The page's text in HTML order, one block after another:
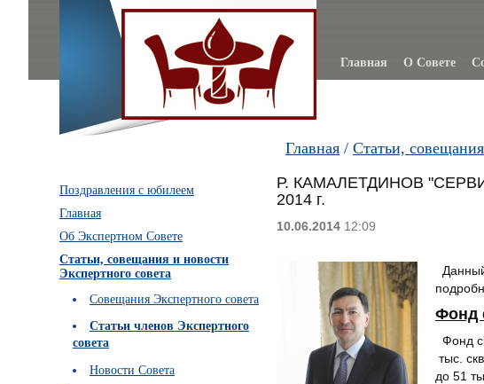
Главная О Совете
Главная / Статьи,
Поздравления с юбилеем
Главная
Об Экспертном Совете
Статьи, совещания и новости
Экспертного совета
Совещания Экспертного совета
Статьи членов Экспертного
совета
Новости Совета
Р. КАМАЛЕТДИНОВ
2014 г.
10.06.2014 12:09
Фонд
Фонд
тыс.
до 51